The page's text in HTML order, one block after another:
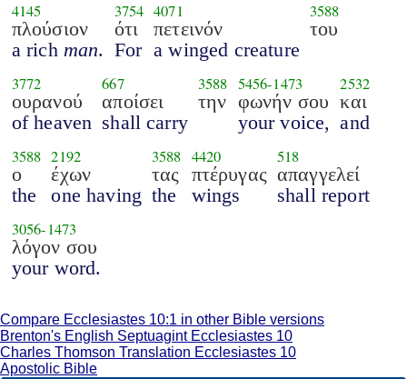
4145
πλούσιον
a rich man.
3754
ότι
For
4071
πετεινόν
a winged creature
3588
του
3772
ουρανού
of heaven
667
αποίσει
shall carry
3588
την
5456-1473
φωνήν σου
your voice,
2532
και
and
3588
ο
the
2192
έχων
one having
3588
τας
the
4420
πτέρυγας
wings
518
απαγγελεί
shall report
3056-1473
λόγον σου
your word.
Compare Ecclesiastes 10:1 in other Bible versions
Brenton's English Septuagint Ecclesiastes 10
Charles Thomson Translation Ecclesiastes 10
Apostolic Bible